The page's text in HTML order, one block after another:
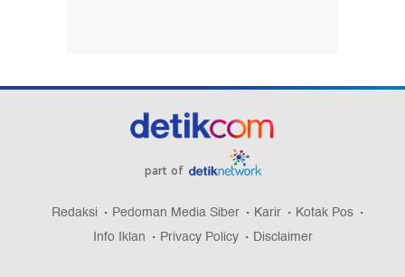
part of
Redaksi Pedoman Media Siber Karir
Kotak Pos
Info Iklan
Privacy Policy Disclaimer